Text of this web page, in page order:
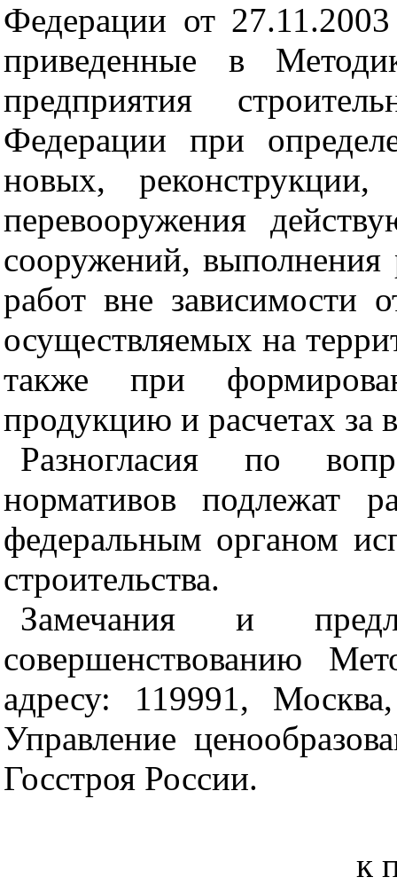
Федерации от 27.11.2003
приведенные в
предприятия
Федерации при
новых,
перевооружения
сооружений,
работ вне зависимости
осуществляемых на
также при
продукцию и расчетах за
Разногласия по
нормативов подлежат
федеральным органом
строительства.
Замечания и
совершенствованию
адресу: 119991,
Управление
Госстроя России.
к